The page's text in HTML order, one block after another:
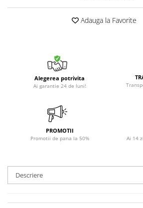
Adauga la Favorite
Alegerea potrivita
Ai garantie 24 de luni!
PROMOTII
Promotii de pana la 50% Ai 14
Descriere